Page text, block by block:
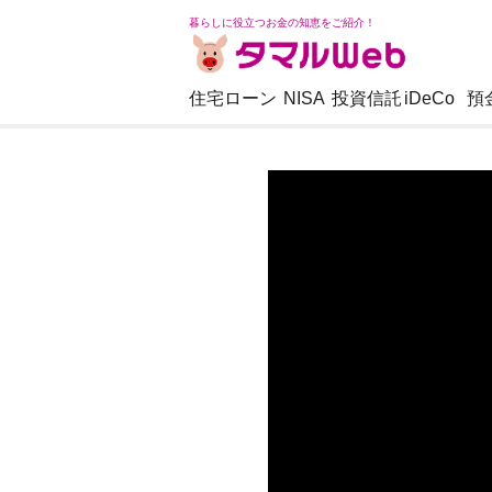
暮らしに役立つお金の知恵をご紹介！
住宅ローン NISA 投資信託 iDeCo 預